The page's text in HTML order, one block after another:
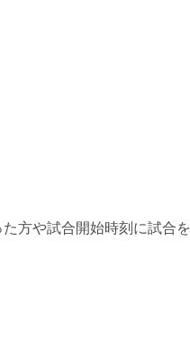
方や試合開始時刻に試合